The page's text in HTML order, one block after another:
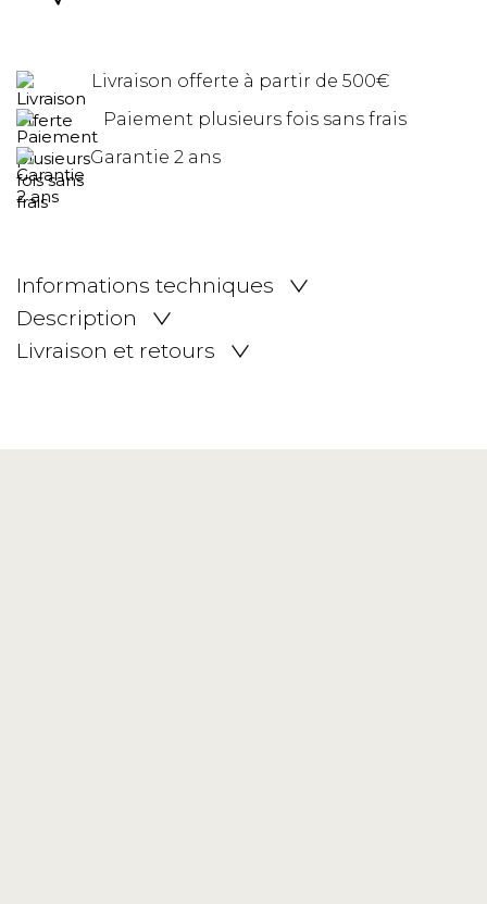
Livraison offerte à partir de 500€
Paiement plusieurs fois sans frais
Garantie 2 ans
Informations techniques
Description
Livraison et retours